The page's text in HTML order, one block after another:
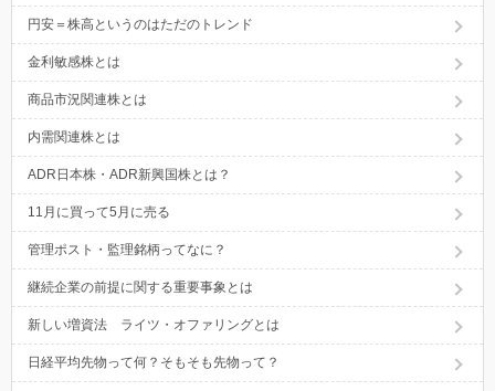
円安＝株高というのはただのトレンド
金利敏感株とは
商品市況関連株とは
内需関連株とは
ADR日本株・ADR新興国株とは？
11月に買って5月に売る
管理ポスト・監理銘柄ってなに？
継続企業の前提に関する重要事象とは
新しい増資法 ライツ・オファリングとは
日経平均先物って何？そもそも先物って？